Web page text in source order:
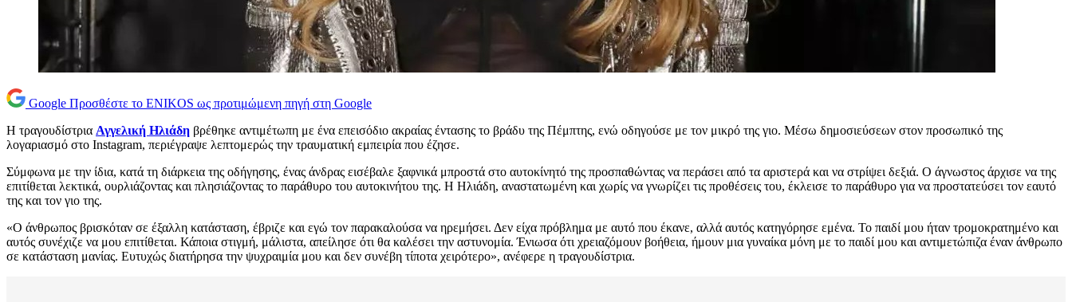
Google Προσθέστε το ENIKOS ως προτιμώμενη πηγή στη Google
Η τραγουδίστρια Αγγελική Ηλιάδη βρέθηκε αντιμέτωπη με ένα επεισόδιο ακραίας έντασης το βράδυ της Πέμπτης, ενώ οδηγούσε με τον μικρό της γιο. Μέσω δημοσιεύσεων στον προσωπικό της
λογαριασμό στο Instagram, περιέγραψε λεπτομερώς την τραυματική εμπειρία που έζησε.
Σύμφωνα με την ίδια, κατά τη διάρκεια της οδήγησης, ένας άνδρας εισέβαλε ξαφνικά μπροστά στο αυτοκίνητό της προσπαθώντας να περάσει από τα αριστερά και να στρίψει δεξιά. Ο άγνωστος άρχισε να της
επιτίθεται λεκτικά, ουρλιάζοντας και πλησιάζοντας το παράθυρο του αυτοκινήτου της. Η Ηλιάδη, αναστατωμένη και χωρίς να γνωρίζει τις προθέσεις του, έκλεισε το παράθυρο για να προστατεύσει τον εαυτό
της και τον γιο της.
«Ο άνθρωπος βρισκόταν σε έξαλλη κατάσταση, έβριζε και εγώ τον παρακαλούσα να ηρεμήσει. Δεν είχα πρόβλημα με αυτό που έκανε, αλλά αυτός κατηγόρησε εμένα. Το παιδί μου ήταν τρομοκρατημένο και
αυτός συνέχιζε να μου επιτίθεται. Κάποια στιγμή, μάλιστα, απείλησε ότι θα καλέσει την αστυνομία. Ένιωσα ότι χρειαζόμουν βοήθεια, ήμουν μια γυναίκα μόνη με το παιδί μου και αντιμετώπιζα έναν άνθρωπο
σε κατάσταση μανίας. Ευτυχώς διατήρησα την ψυχραιμία μου και δεν συνέβη τίποτα χειρότερο», ανέφερε η τραγουδίστρια.